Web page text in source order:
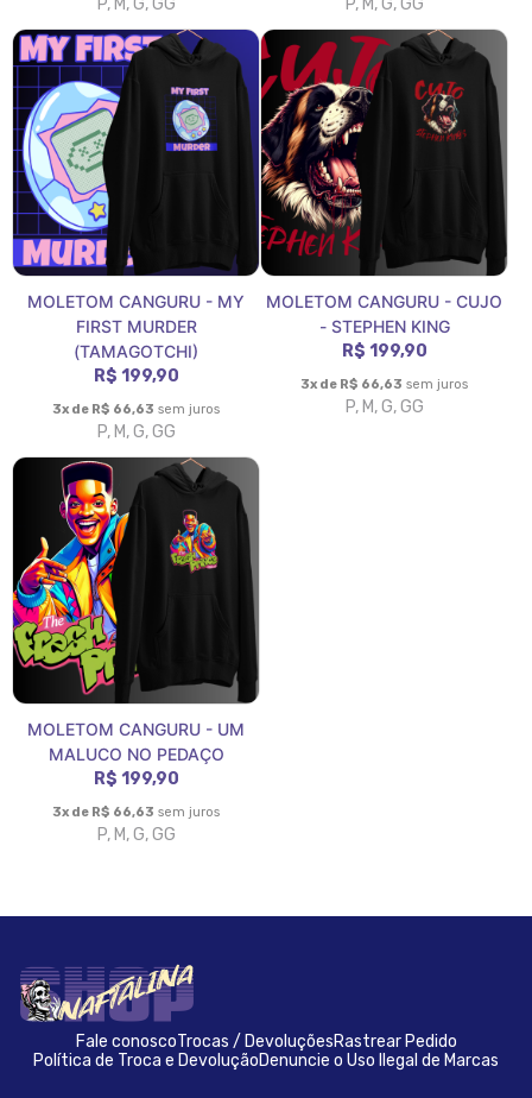
P, M, G, GG P, M, G, GG
MOLETOM CANGURU - MY
FIRST MURDER
(TAMAGOTCHI)
R$ 199,90
3x de R$ 66,63 sem juros
P, M, G, GG
MOLETOM CANGURU - CUJO
- STEPHEN KING
R$ 199,90
3x de R$ 66,63 sem juros
P, M, G, GG
MOLETOM CANGURU - UM
MALUCO NO PEDAÇO
R$ 199,90
3x de R$ 66,63 sem juros
P, M, G, GG
Fale conoscoTrocas / DevoluçõesRastrear Pedido
Política de Troca e DevoluçãoDenuncie o Uso Ilegal de Marcas